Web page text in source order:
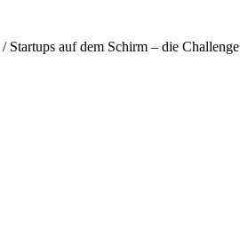
/ Startups auf dem Schirm – die Challenge